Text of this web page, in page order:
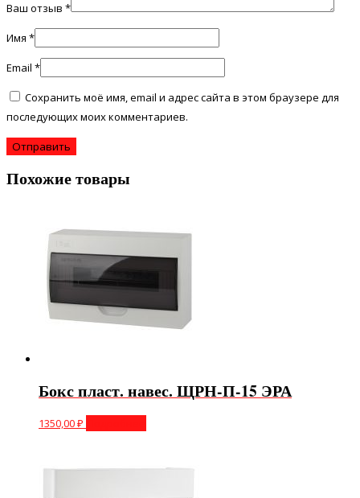
Ваш отзыв *
Имя *
Email *
Сохранить моё имя, email и адрес сайта в этом браузере для
последующих моих комментариев.
Похожие товары
Бокс пласт. навес. ЩРН-П-15 ЭРА
1350,00₽